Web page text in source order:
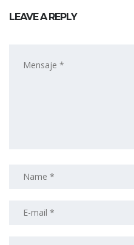
LEAVE A REPLY